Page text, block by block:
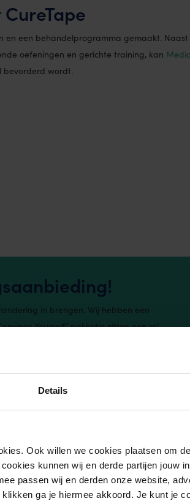
Details
Ook willen we cookies plaatsen om
kunnen wij en derde partijen jouw
passen wij en derden onze website,
ga je hiermee akkoord. Je kunt je
en een behandelprogramma gemaakt. Naast
oefeningen en gerichte training, kan
bevorderd wordt.
in brengen. Wij hebben een
Yourself” pakketje zitten een rol
gebruikte kinesiologie